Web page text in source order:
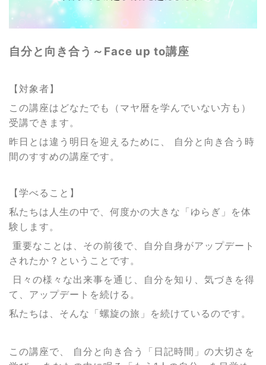
自分と向き合う～Face up to講座
【対象者】
この講座はどなたでも（マヤ暦を学んでいない方も）
受講できます。
昨日とは違う明日を迎えるために、 自分と向き合う時
間のすすめの講座です。
【学べること】
私たちは人生の中で、何度かの大きな「ゆらぎ」を体
験します。
重要なことは、その前後で、自分自身がアップデート
されたか？ということです。
日々の様々な出来事を通じ、自分を知り、気づきを得
て、アップデートを続ける。
私たちは、そんな「螺旋の旅」を続けているのです。
この講座で、 自分と向き合う「日記時間」の大切さを